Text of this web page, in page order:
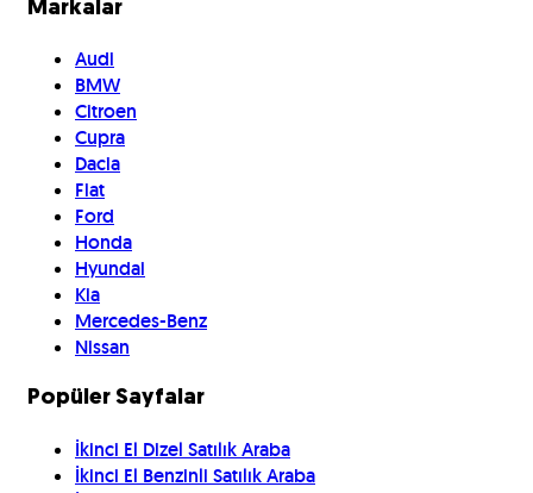
Markalar
Audi
BMW
Citroen
Cupra
Dacia
Fiat
Ford
Honda
Hyundai
Kia
Mercedes-Benz
Nissan
Popüler Sayfalar
İkinci El Dizel Satılık Araba
İkinci El Benzinli Satılık Araba